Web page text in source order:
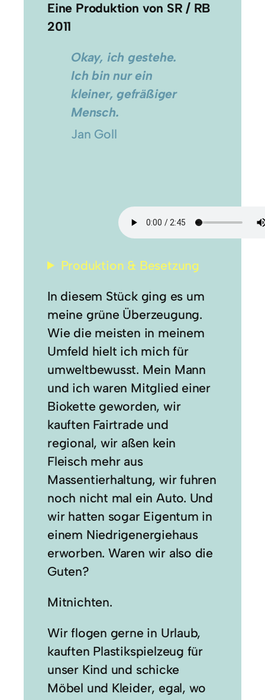
Eine Produktion von SR / RB
2011
Okay, ich gestehe.
Ich bin nur ein
kleiner, gefräßiger
Mensch.
Jan Goll
Produktion & Besetzung
In diesem Stück ging es um
meine grüne Überzeugung.
Wie die meisten in meinem
Umfeld hielt ich mich für
umweltbewusst. Mein Mann
und ich waren Mitglied einer
Biokette geworden, wir
kauften Fairtrade und
regional, wir aßen kein
Fleisch mehr aus
Massentierhaltung, wir fuhren
noch nicht mal ein Auto. Und
wir hatten sogar Eigentum in
einem Niedrigenergiehaus
erworben. Waren wir also die
Guten?
Mitnichten.
Wir flogen gerne in Urlaub,
kauften Plastikspielzeug für
unser Kind und schicke
Möbel und Kleider, egal, wo